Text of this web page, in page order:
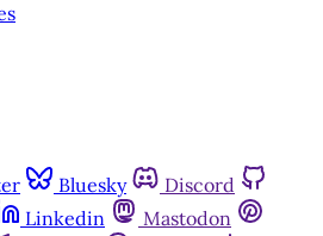
Bluesky
Discord
Linkedin
Mastodon